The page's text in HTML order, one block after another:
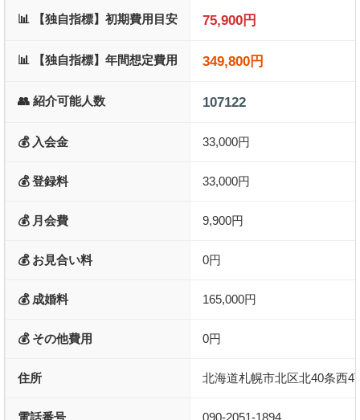
📊 【独自指標】初期費用目安 75,900円
📊 【独自指標】年間想定費用 349,800円
👥 紹介可能人数 107122
💰 入会金 33,000円
💰 登録料 33,000円
💰 月会費 9,900円
💰 お見合い料 0円
💰 成婚料 165,000円
💰 その他費用 0円
住所 北海道札幌市北区北40条西4
電話番号 090-2051-1894